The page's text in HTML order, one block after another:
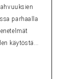
parhaalla
käytöstä…